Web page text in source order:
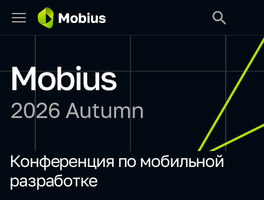
Mobius 2026 Autumn
Конференция по мобильной
разработке